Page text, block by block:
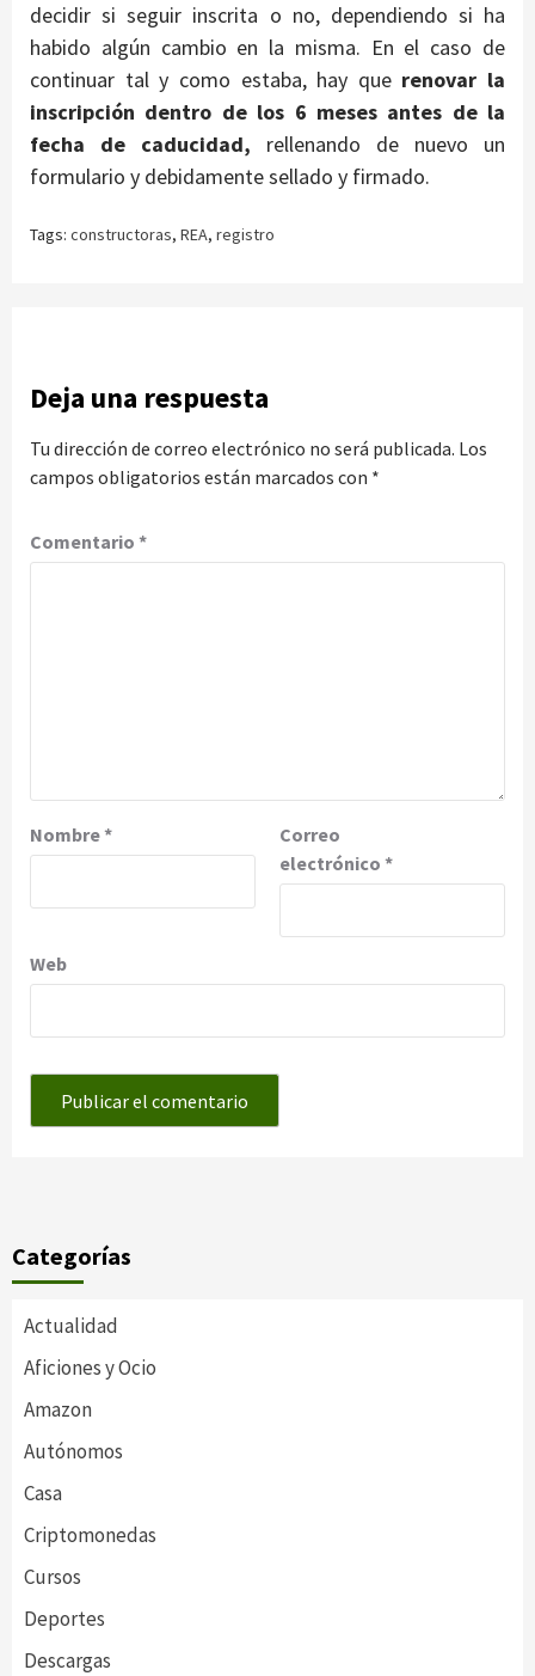
decidir si seguir inscrita o no, dependiendo si ha
habido algún cambio en la misma. En el caso de
continuar tal y como estaba, hay que renovar la
inscripción dentro de los 6 meses antes de la
fecha de caducidad, rellenando de nuevo un
formulario y debidamente sellado y firmado.
Tags: constructoras, REA, registro
Deja una respuesta
Tu dirección de correo electrónico no será publicada. Los
campos obligatorios están marcados con *
Comentario *
Nombre*
Correo
electrónico *
Web
Categorías
Actualidad
Aficiones y Ocio
Amazon
Autónomos
Casa
Criptomonedas
Cursos
Deportes
Descargas